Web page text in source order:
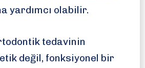
yardımcı olabilir.
tedavinin
değil, fonksiyonel bir